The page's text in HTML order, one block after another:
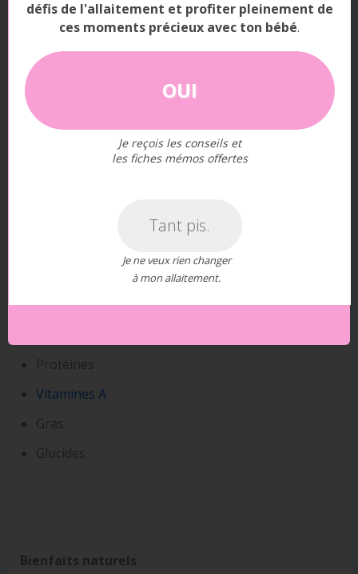
Composition et bienfaits du colostrum
Composition de ce lait maternel de premier
choix
Le colostrum répond pleinement à tous les
besoins du nouveau-né.
Protéines
Vitamines A
Gras
Glucides
Bienfaits naturels
défis de l'allaitement et profiter pleinement de
ces moments précieux avec ton bébé.
OUI
Je reçois les conseils et
les fiches mémos offertes
Tant pis.
Je ne veux rien changer
à mon allaitement.